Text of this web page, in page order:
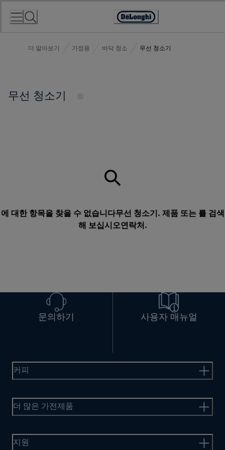
Accessibility
더 알아보기 가정용 바닥 청소 무선 청소기
무선 청소기
에 대한 항목을 찾을 수 없습니다무선 청소기. 제품 또는 를 검색
해 보십시오연락처 .
문의하기 사용자 매뉴얼
커피
더 많은 가전제품
지원